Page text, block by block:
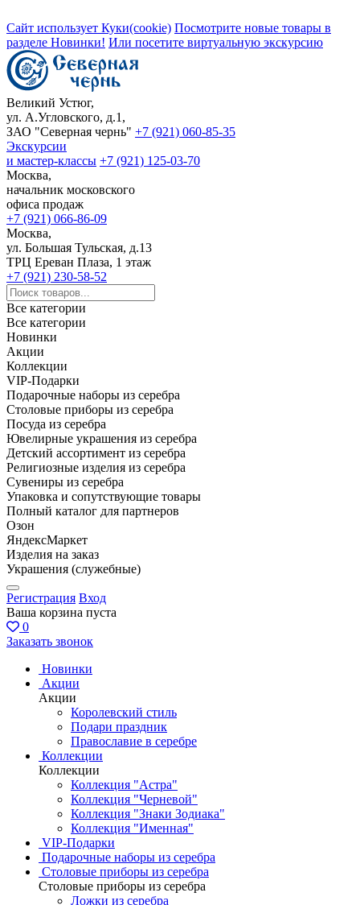
Сайт использует Куки(cookie) Посмотрите новые товары в
разделе Новинки! Или посетите виртуальную экскурсию
Великий Устюг,
ул. А.Угловского, д.1,
ЗАО "Северная чернь" +7 (921) 060-85-35
Экскурсии
и мастер-классы +7 (921) 125-03-70
Москва,
начальник московского
офиса продаж
+7 (921) 066-86-09
Москва,
ул. Большая Тульская, д.13
ТРЦ Ереван Плаза, 1 этаж
+7 (921) 230-58-52
Все категории
Все категории
Новинки
Акции
Коллекции
VIP-Подарки
Подарочные наборы из серебра
Столовые приборы из серебра
Посуда из серебра
Ювелирные украшения из серебра
Детский ассортимент из серебра
Религиозные изделия из серебра
Сувениры из серебра
Упаковка и сопутствующие товары
Полный каталог для партнеров
Озон
ЯндексМаркет
Изделия на заказ
Украшения (служебные)
Регистрация Вход
Ваша корзина пуста
0
Заказать звонок
Новинки
Акции
Акции
Королевский стиль
Подари праздник
Православие в серебре
Коллекции
Коллекции
Коллекция "Астра"
Коллекция "Черневой"
Коллекция "Знаки Зодиака"
Коллекция "Именная"
VIP-Подарки
Подарочные наборы из серебра
Столовые приборы из серебра
Столовые приборы из серебра
Ложки из серебра